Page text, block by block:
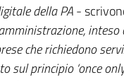
della PA-
che richiedono
sul principio ‘once